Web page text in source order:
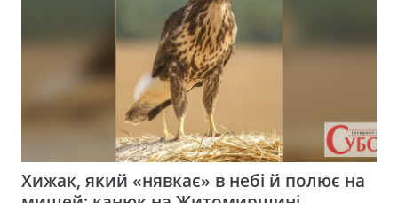
Хижак, який «нявкає» в небі й полює на